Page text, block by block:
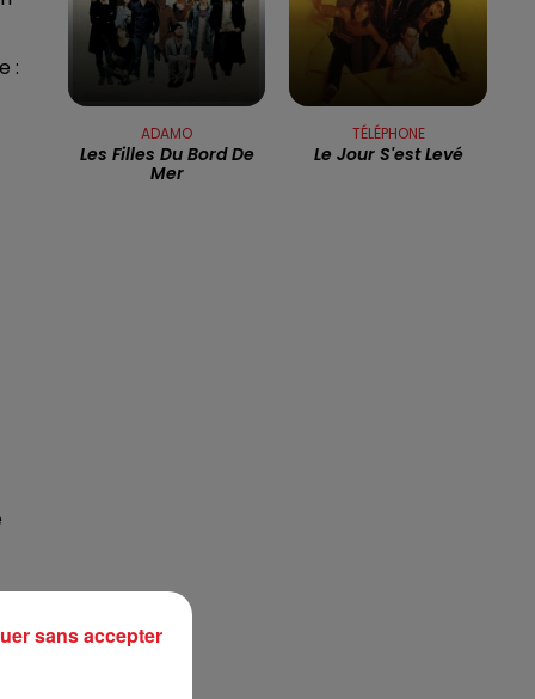
13h00 - 16h00
LES APRÈS-MIDI QUI CHANTENT
:
ADAMO
Les Filles Du Bord De
Mer
TÉLÉPHONE
Le Jour S'est Levé
sans accepter